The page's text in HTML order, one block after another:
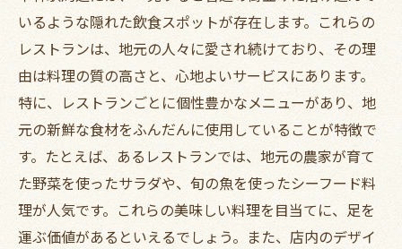
シェフの遊び心が光る創作メニュー
他では味わえない特別な一皿
グルメ通も納得の独創的なメニュー
ディナータイムとは違うランチ限定メニュ
ー
料理とアートが融合した美しい一皿
旭区の隠れ家ランチレストランでの心温まるお
もてなし
いるような隠れた飲食スポットが存在します。これらの
レストランは、地元の人々に愛され続けており、その理
由は料理の質の高さと、心地よいサービスにあります。
特に、レストランごとに個性豊かなメニューがあり、地
元の新鮮な食材をふんだんに使用していることが特徴で
す。たとえば、あるレストランでは、地元の農家が育て
た野菜を使ったサラダや、旬の魚を使ったシーフード料
理が人気です。これらの美味しい料理を目当てに、足を
運ぶ価値があるといえるでしょう。また、店内のデザイ